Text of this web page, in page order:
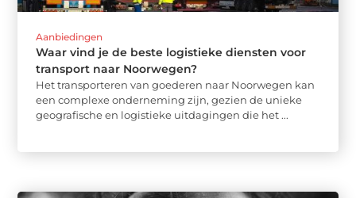
Aanbiedingen
Waar vind je de beste logistieke diensten voor
transport naar Noorwegen?
Het transporteren van goederen naar Noorwegen kan
een complexe onderneming zijn, gezien de unieke
geografische en logistieke uitdagingen die het ...